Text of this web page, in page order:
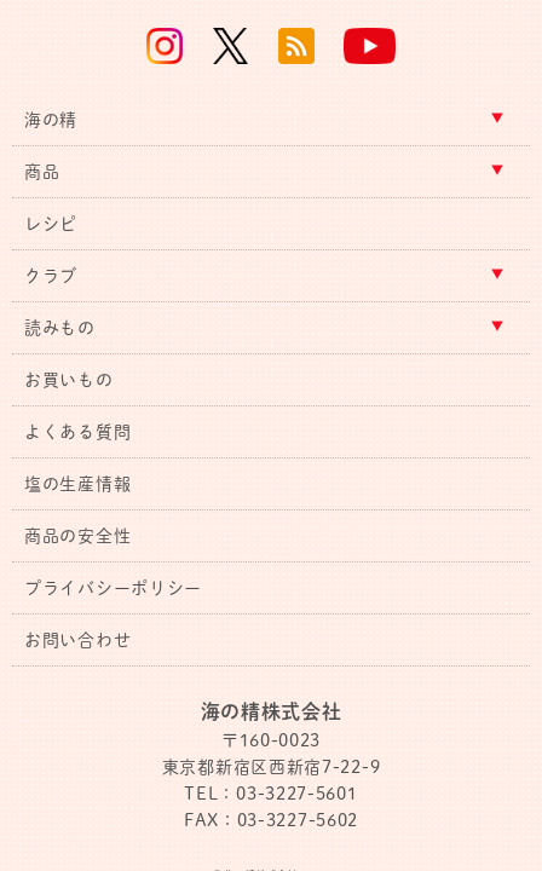
海の精
商品
レシピ
クラブ
読みもの
お買いもの
よくある質問
塩の生産情報
商品の安全性
プライバシーポリシー
お問い合わせ
海の精株式会社
〒160-0023
東京都新宿区西新宿7-22-9
TEL：03-3227-5601
FAX：03-3227-5602